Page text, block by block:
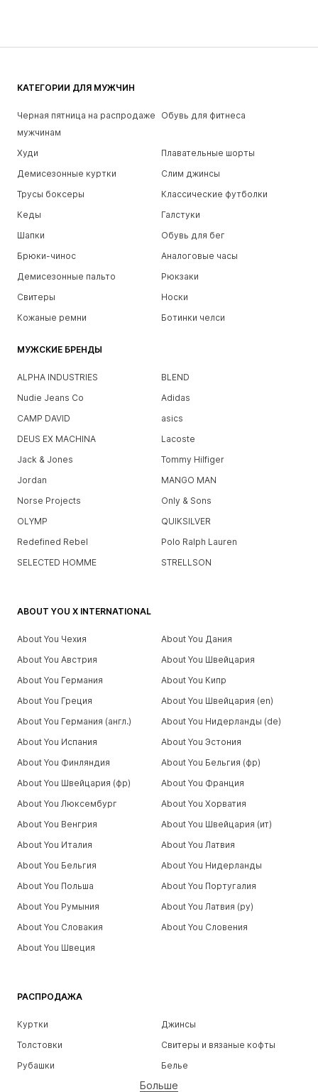
КАТЕГОРИИ ДЛЯ МУЖЧИН
Черная пятница на распродаже
мужчинам
Обувь для фитнеса
Худи
Плавательные шорты
Демисезонные куртки
Слим джинсы
Трусы боксеры
Классические футболки
Кеды
Галстуки
Шапки
Обувь для бег
Брюки-чинос
Аналоговые часы
Демисезонные пальто
Рюкзаки
Свитеры
Носки
Кожаные ремни
Ботинки челси
МУЖСКИЕ БРЕНДЫ
ALPHA INDUSTRIES
BLEND
Nudie Jeans Co
Adidas
CAMP DAVID
asics
DEUS EX MACHINA
Lacoste
Jack & Jones
Tommy Hilfiger
Jordan
MANGO MAN
Norse Projects
Only & Sons
OLYMP
QUIKSILVER
Redefined Rebel
Polo Ralph Lauren
SELECTED HOMME
STRELLSON
РАСПРОДАЖА
Куртки
Джинсы
Толстовки
Свитеры и вязаные кофты
Рубашки
Белье
Рубашки
Больше
ABOUT YOU X INTERNATIONAL
About You Чехия
About You Дания
About You Австрия
About You Швейцария
About You Германия
About You Кипр
About You Греция
About You Швейцария (en)
About You Германия (англ.)
About You Нидерланды (de)
About You Испания
About You Эстония
About You Финляндия
About You Бельгия (фр)
About You Швейцария (фр)
About You Франция
About You Люксембург
About You Хорватия
About You Венгрия
About You Швейцария (ит)
About You Италия
About You Латвия
About You Бельгия
About You Нидерланды
About You Польша
About You Португалия
About You Румыния
About You Латвия (ру)
About You Словакия
About You Словения
About You Швеция